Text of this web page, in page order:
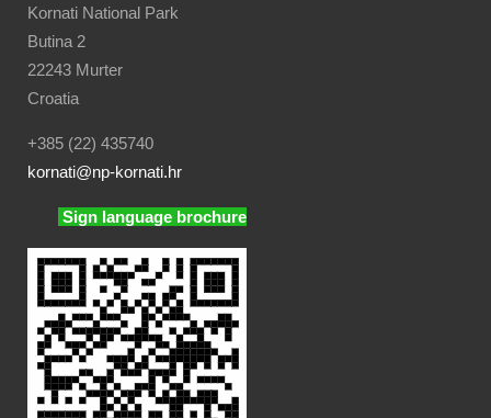
Kornati National Park
Butina 2
22243 Murter
Croatia
+385 (22) 435740
kornati@np-kornati.hr
Sign language brochure